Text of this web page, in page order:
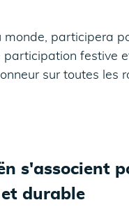
participera
participation festive
sur toutes les
s'associent
durable